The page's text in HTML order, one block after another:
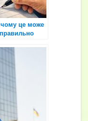
чому це може